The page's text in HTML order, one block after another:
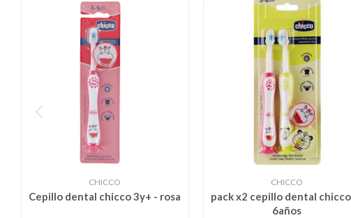
CHICCO
Cepillo dental chicco 3y+ - rosa
CHICCO
pack x2 cepillo dental
6años